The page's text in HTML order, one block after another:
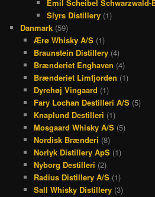
Emil Scheibel Schwarzwald-
Slyrs Distillery (1)
Danmark (59)
Ærø Whisky A/S(1)
Braunstein Distillery(4)
Brænderiet Enghaven (4)
Brænderiet Limfjorden (1)
Dyrehøj Vingaard (1)
Fary Lochan Destilleri A/S(5)
Knaplund Destilleri (1)
Mosgaard Whisky A/S(5)
Nordisk Brænderi (8)
Norlyk Distillery ApS(1)
Nyborg Destilleri (2)
Radius Distillery A/S(1)
Sall Whisky Distillery(3)